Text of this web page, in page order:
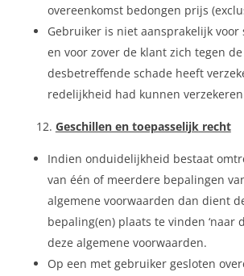
overeenkomst bedongen prijs
Gebruiker is niet aansprakelijk voor
en voor zover de klant zich tegen de
desbetreffende schade heeft
redelijkheid had kunnen
Geschillen en toepasselijk recht
Indien onduidelijkheid bestaat
van één of meerdere bepalingen
algemene voorwaarden dan dient
bepaling(en) plaats te vinden ‘naar
deze algemene voorwaarden.
Op een met gebruiker gesloten